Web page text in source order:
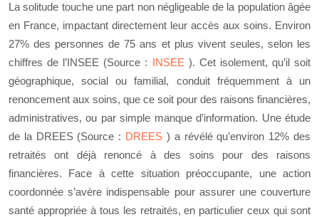
La solitude touche une part non négligeable de la population âgée
en France, impactant directement leur accès aux soins. Environ
27% des personnes de 75 ans et plus vivent seules, selon les
chiffres de l’INSEE (Source : INSEE ). Cet isolement, qu’il soit
géographique, social ou familial, conduit fréquemment à un
renoncement aux soins, que ce soit pour des raisons financières,
administratives, ou par simple manque d’information. Une étude
de la DREES (Source : DREES ) a révélé qu’environ 12% des
retraités ont déjà renoncé à des soins pour des raisons
financières. Face à cette situation préoccupante, une action
coordonnée s’avère indispensable pour assurer une couverture
santé appropriée à tous les retraités, en particulier ceux qui sont